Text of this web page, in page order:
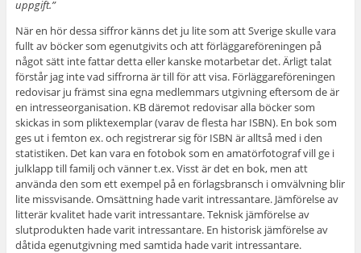
uppgift.”
När en hör dessa siffror känns det ju lite som att Sverige skulle vara
fullt av böcker som egenutgivits och att förläggareföreningen på
något sätt inte fattar detta eller kanske motarbetar det. Ärligt talat
förstår jag inte vad siffrorna är till för att visa. Förläggareföreningen
redovisar ju främst sina egna medlemmars utgivning eftersom de är
en intresseorganisation. KB däremot redovisar alla böcker som
skickas in som pliktexemplar (varav de flesta har ISBN). En bok som
ges ut i femton ex. och registrerar sig för ISBN är alltså med i den
statistiken. Det kan vara en fotobok som en amatörfotograf vill ge i
julklapp till familj och vänner t.ex. Visst är det en bok, men att
använda den som ett exempel på en förlagsbransch i omvälvning blir
lite missvisande. Omsättning hade varit intressantare. Jämförelse av
litterär kvalitet hade varit intressantare. Teknisk jämförelse av
slutprodukten hade varit intressantare. En historisk jämförelse av
dåtida egenutgivning med samtida hade varit intressantare.